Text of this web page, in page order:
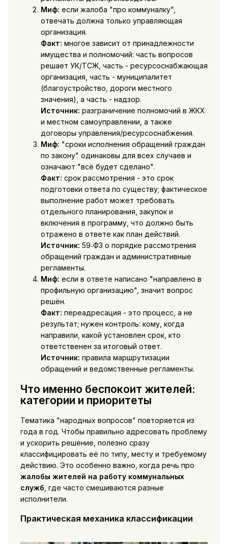
Миф: если жалоба "про коммуналку",
отвечать должна только управляющая
организация.
Факт: многое зависит от принадлежности
имущества и полномочий: часть вопросов
решает УК/ТСЖ, часть - ресурсоснабжающая
организация, часть - муниципалитет
(благоустройство, дороги местного
значения), а часть - надзор.
Источник: разграничение полномочий в ЖКХ
и местном самоуправлении, а также
договоры управления/ресурсоснабжения.
Миф: "сроки исполнения обращений граждан
по закону" одинаковы для всех случаев и
означают "всё будет сделано".
Факт: срок рассмотрения - это срок
подготовки ответа по существу; фактическое
выполнение работ может требовать
отдельного планирования, закупок и
включения в программу, что должно быть
отражено в ответе как план действий.
Источник: 59‑ФЗ о порядке рассмотрения
обращений граждан и административные
регламенты.
Миф: если в ответе написано "направлено в
профильную организацию", значит вопрос
решён.
Факт: переадресация - это процесс, а не
результат; нужен контроль: кому, когда
направили, какой установлен срок, кто
ответственен за итоговый ответ.
Источник: правила маршрутизации
обращений и ведомственные регламенты.
Что именно беспокоит жителей:
категории и приоритеты
Тематика "народных вопросов" повторяется из
года в год. Чтобы правильно адресовать проблему
и ускорить решение, полезно сразу
классифицировать её по типу, месту и требуемому
действию. Это особенно важно, когда речь про
жалобы жителей на работу коммунальных
служб , где часто смешиваются разные
исполнители.
Практическая механика классификации